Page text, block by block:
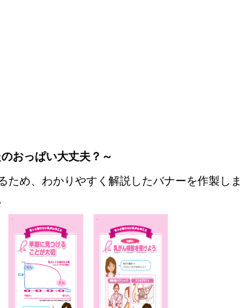
おっぱい大丈夫？～
ため、わかりやすく解説したバナーを作製し